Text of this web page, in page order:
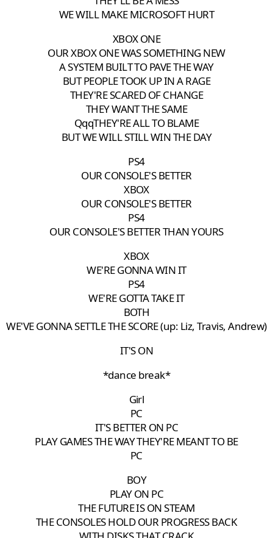
WE WILL MAKE MICROSOFT HURT
XBOX ONE
OUR XBOX ONE WAS SOMETHING NEW
A SYSTEM BUILT TO PAVE THE WAY
BUT PEOPLE TOOK UP IN A RAGE
THEY'RE SCARED OF CHANGE
THEY WANT THE SAME
QqqTHEY'RE ALL TO BLAME
BUT WE WILL STILL WIN THE DAY
OUR CONSOLE'S BETTER
XBOX
OUR CONSOLE'S BETTER
OUR CONSOLE'S BETTER THAN YOURS
XBOX
WE'RE GONNA WIN IT
WE'RE GOTTA TAKE IT
BOTH
WE'VE GONNA SETTLE THE SCORE (up: Liz, Travis,
IT'S ON
IT'S BETTER ON PC
PLAY GAMES THE WAY THEY'RE MEANT TO BE
BOY
PLAY ON PC
THE FUTURE IS ON STEAM
THE CONSOLES HOLD OUR PROGRESS BACK